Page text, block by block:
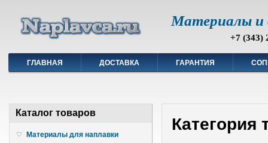
Материалы и
+7 (343)
ГЛАВНАЯ ДОСТАВКА ГАРАНТИЯ
Каталог товаров
Материалы для наплавки
Категория